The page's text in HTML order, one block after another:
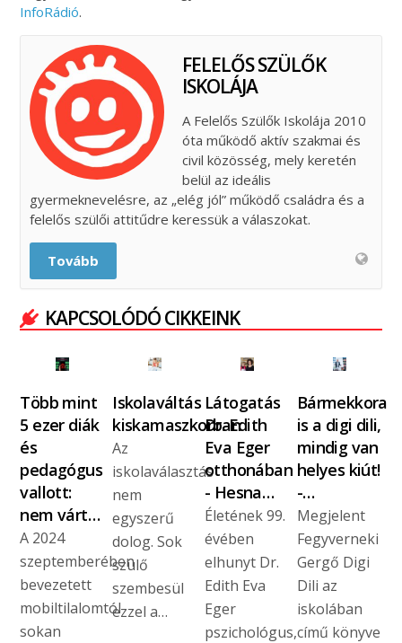
InfoRádió.
FELELŐS SZÜLŐK
ISKOLÁJA
A Felelős Szülők Iskolája 2010
óta működő aktív szakmai és
civil közösség, mely keretén
belül az ideális
gyermeknevelésre, az „elég jól” működő családra és a
felelős szülői attitűdre keressük a válaszokat.
Tovább
KAPCSOLÓDÓ CIKKEINK
Több mint
5 ezer diák
és
pedagógus
vallott:
nem várt…
A 2024
szeptemberében
bevezetett
mobiltilalomtól
sokan
Iskolaváltás
kiskamaszkorban
Az
iskolaválasztás
nem
egyszerű
dolog. Sok
szülő
szembesül
ezzel a…
Látogatás
Dr. Edith
Eva Eger
otthonában
- Hesna…
Életének 99.
évében
elhunyt Dr.
Edith Eva
Eger
pszichológus,
Bármekkora
is a digi dili,
mindig van
helyes kiút!
-…
Megjelent
Fegyverneki
Gergő Digi
Dili az
iskolában
című könyve